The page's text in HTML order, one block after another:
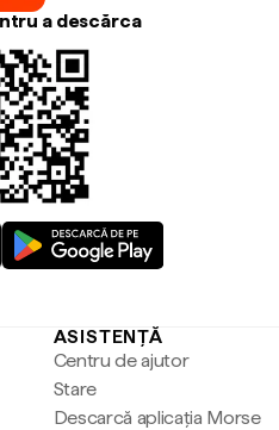
a descărca
ASISTENȚĂ
Centru de ajutor
Stare
Descarcă aplicația Morse